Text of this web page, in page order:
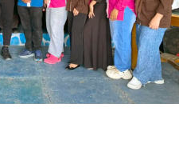
target yang
Kota Gorontalo menjadi
tersebut yang
Sementara kabupaten lain
kategori “Berkembang”